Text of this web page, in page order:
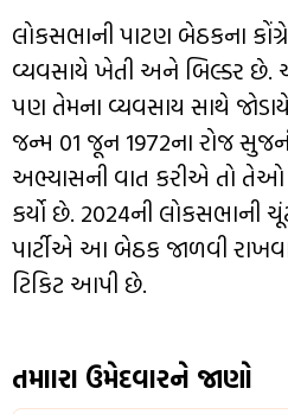
લોકસભાની પાટણ બેઠકના
વ્યવસાયે ખેતી અને બિલ્ડર છે.
પણ તેમના વ્યવસાય સાથે
જન્મ 01 જૂન 1972ના રોજ
અભ્યાસની વાત કરીએ તો
કર્યો છે. 2024ની લોકસભાની
પાર્ટીએ આ બેઠક જાળવી
ટિકિટ આપી છે.
તમાારા ઉમેદવારને જાણો